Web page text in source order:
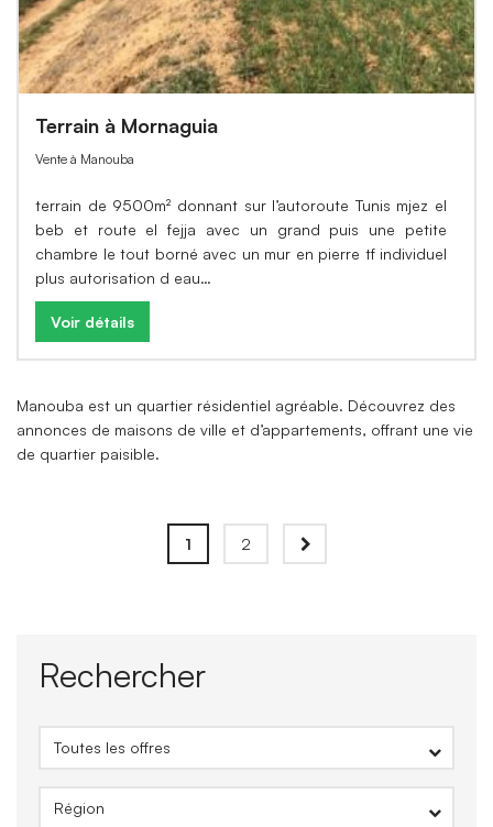
Terrain à Mornaguia
Vente à Manouba
terrain de 9500m² donnant sur l’autoroute Tunis mjez el
beb et route el fejja avec un grand puis une petite
chambre le tout borné avec un mur en pierre tf individuel
plus autorisation d eau…
Voir détails
Manouba est un quartier résidentiel agréable. Découvrez des
annonces de maisons de ville et d’appartements, offrant une vie
de quartier paisible.
1 2
Rechercher